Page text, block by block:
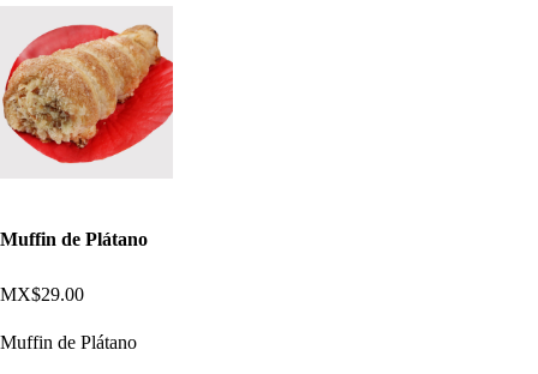
Muffin de Plátano
MX$29.00
Muffin de Plátano